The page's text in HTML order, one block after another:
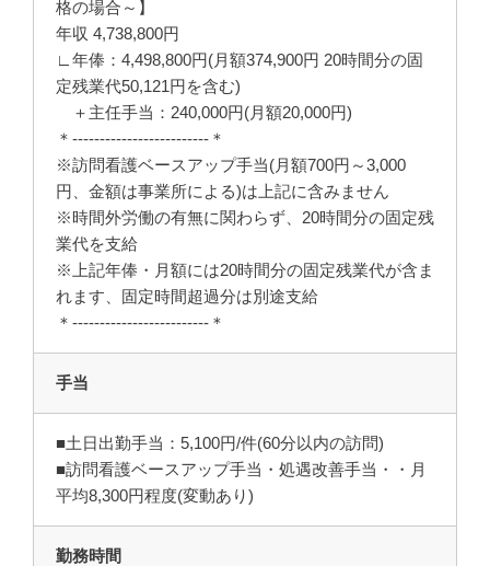
格の場合～】
年収 4,738,800円
∟年俸：4,498,800円(月額374,900円 20時間分の固
定残業代50,121円を含む)
＋主任手当：240,000円(月額20,000円)
＊-------------------------＊
※訪問看護ベースアップ手当(月額700円～3,000
円、金額は事業所による)は上記に含みません
※時間外労働の有無に関わらず、20時間分の固定残
業代を支給
※上記年俸・月額には20時間分の固定残業代が含ま
れます、固定時間超過分は別途支給
＊-------------------------＊
手当
■土日出勤手当：5,100円/件(60分以内の訪問)
■訪問看護ベースアップ手当・処遇改善手当・・月
平均8,300円程度(変動あり)
勤務時間